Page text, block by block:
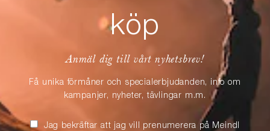
köp
Anmäl dig till vårt nyhetsbrev!
Få unika förmåner och specialerbjudanden, info om
kampanjer, nyheter, tävlingar m.m.
Jag bekräftar att jag vill prenumerera på Meindl